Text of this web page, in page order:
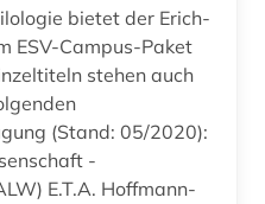
bietet der Erich-
ESV-Campus-Paket
stehen auch
(Stand: 05/2020):
-